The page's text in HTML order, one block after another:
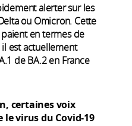
alerter sur les
ou Omicron. Cette
en termes de
est actuellement
de BA.2 en France
certaines voix
le virus du Covid-19